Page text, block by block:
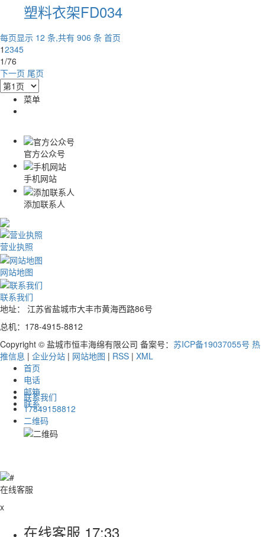
塑料衣架FD034
每页显示 12 条,共有 906 条 首页
12345
1/76
下一页 尾页
菜单
官方公众号
手机网站
添加联系人
营业执照
网站地图
联系我们
地址： 江苏省盐城市大丰市黄海西路86号
总机：178-4915-8812
Copyright © 盐城市恒丰海绵有限公司 备案号： 苏ICP备19037055号 热
推信息 | 企业分站 | 网站地图 | RSS | XML
首页
电话
邮箱
联系
联系我们
17849158812
二维码
在线客服
x
在线客服 17:33